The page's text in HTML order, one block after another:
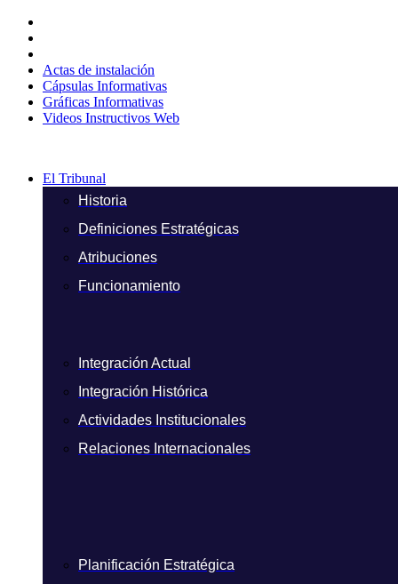
contenido
Actas de instalación
Cápsulas Informativas
Gráficas Informativas
Videos Instructivos Web
El Tribunal
Historia
Definiciones Estratégicas
Atribuciones
Funcionamiento
Integración Actual
Integración Histórica
Actividades Institucionales
Relaciones Internacionales
Planificación Estratégica